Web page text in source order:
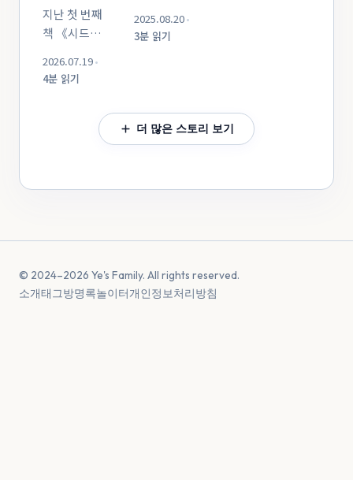
지난 첫 번째
책 《시드니,
온기》를
세상에
서툴지만
시드니의
기록이 많은
2026.07.19•
4분 읽기
입니다. 지난
여름, 우리 네
보낸 마법
같았던 한 달의
맞추고, 어학원
등록부터
2025.08.20•
3분 읽기
계획하면서 가장
신중하게
선택이었습니다.
더 많은 스토리 보기
© 2024–2026 Ye's Family. All rights reserved.
소개태그방명록놀이터개인정보처리방침